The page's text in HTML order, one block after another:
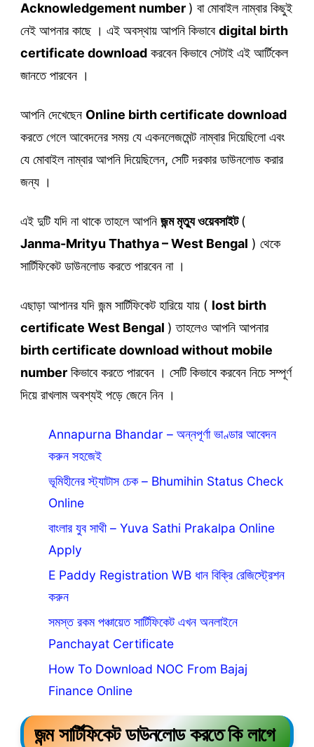
Acknowledgement number ) বা মোবাইল নাম্বার কিছুই
নেই আপনার কাছে । এই অবস্থায় আপনি কিভাবেdigital birth
certificate download করবেন কিভাবে সেটাই এই আর্টিকেল
জানতে পারবেন ।
আপনি দেখেছেন Online birth certificate download
করতে গেলে আবেদনের সময় যে একনলেজমেন্ট নাম্বার দিয়েছিলো এবং
যে মোবাইল নাম্বার আপনি দিয়েছিলেন, সেটি দরকার ডাউনলোড করার
জন্য ।
এই দুটি যদি না থাকে তাহলে আপনি জন্ম মৃত্যু ওয়েবসাইট (
Janma-Mrityu Thathya – West Bengal ) থেকে
সার্টিফিকেট ডাউনলোড করতে পারবেন না ।
এছাড়া আপানর যদি জন্ম সার্টিফিকেট হারিয়ে যায় ( lost birth
certificate West Bengal ) তাহলেও আপনি আপনার
birth certificate download without mobile
number কিভাবে করতে পারবেন । সেটি কিভাবে করবেন নিচে সম্পূর্ণ
দিয়ে রাখলাম অবশ্যই পড়ে জেনে নিন ।
Annapurna Bhandar – অন্নপূর্ণা ভাণ্ডার আবেদন
করুন সহজেই
ভূমিহীনের স্ট্যাটাস চেক – Bhumihin Status Check
Online
বাংলার যুব সাথী – Yuva Sathi Prakalpa Online
Apply
E Paddy Registration WB ধান বিক্রি রেজিস্ট্রেশন
করুন
সমস্ত রকম পঞ্চায়েত সার্টিফিকেট এখন অনলাইনে
Panchayat Certificate
How To Download NOC From Bajaj
Finance Online
জন্ম সার্টিফিকেট ডাউনলোড করতে কি লাগে